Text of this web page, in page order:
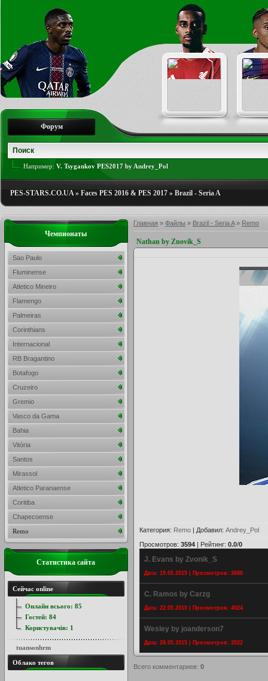
Форум
Например: V. Tsygankov PES2017 by Andrey_Pol
PES-STARS.CO.UA» Faces PES 2016 & PES 2017 » Brazil - Seria A
Главная » Файлы » Brazil - Seria A» Remo
Nathan by Znovik_S
Категория: Remo | Добавил: Andrey_Pol
Просмотров: 3594 | Рейтинг: 0.0/0
J. Evans by Zvonik_S
Дата: 19.05.2015 | Просмотров: 3688
C. Ramos by Carzg
Дата: 22.05.2015 | Просмотров: 4024
Wesley by joanderson7
Дата: 28.05.2015 | Просмотров: 3522
Всего комментариев: 0
Чемпионаты
Sao Paulo
Fluminense
Atletico Mineiro
Flamengo
Palmeiras
Corinthians
Internacional
RB Bragantino
Botafogo
Cruzeiro
Gremio
Vasco da Gama
Bahia
Vitória
Santos
Mirassol
Atletico Paranaense
Coritiba
Chapecoense
Remo
Статистика сайта
Сейчас online
Онлайн всього: 85
Гостей: 84
Користувачів: 1
tuansonhrm
Облако тегов